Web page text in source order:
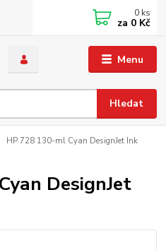
Menu
Hledat
0 ks
za 0 Kč
HP 728 130-ml Cyan DesignJet Ink
DesignJet